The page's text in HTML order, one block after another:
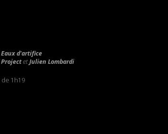
d'artifice
ProjectetJulien Lombardi
1h19